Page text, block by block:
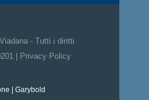
- Tutti i diritti
|
Privacy Policy
| Garybold